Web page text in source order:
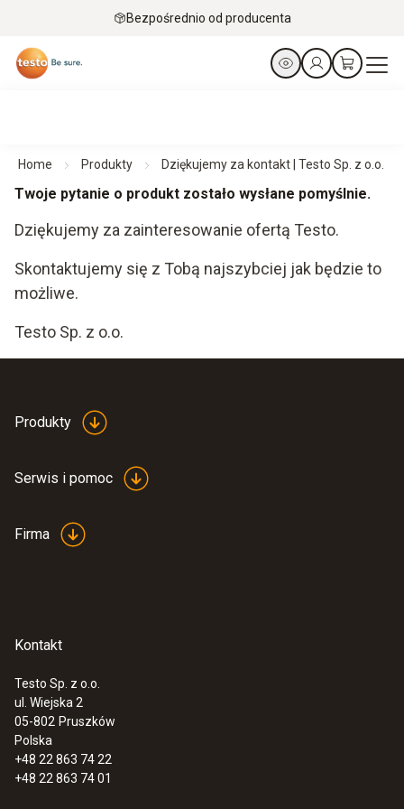
Bezpośrednio od producenta
Home Produkty Dziękujemy za kontakt | Testo Sp. z o.o.
Twoje pytanie o produkt zostało wysłane pomyślnie.
Dziękujemy za zainteresowanie ofertą Testo.
Skontaktujemy się z Tobą najszybciej jak będzie to
możliwe.
Testo Sp. z o.o.
Produkty
Serwis i pomoc
Firma
Kontakt
Testo Sp. z o.o.
ul. Wiejska 2
05-802 Pruszków
Polska
+48 22 863 74 22
+48 22 863 74 01